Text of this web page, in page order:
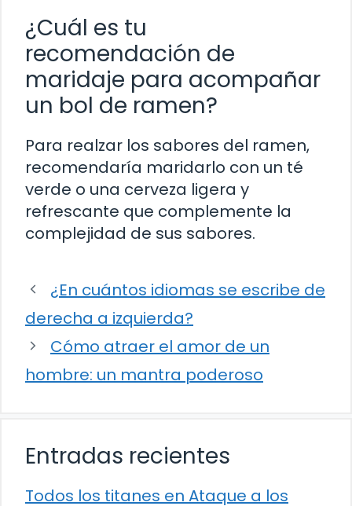
¿Cuál es tu
recomendación de
maridaje para acompañar
un bol de ramen?
Para realzar los sabores del ramen,
recomendaría maridarlo con un té
verde o una cerveza ligera y
refrescante que complemente la
complejidad de sus sabores.
¿En cuántos idiomas se escribe de
derecha a izquierda?
Cómo atraer el amor de un
hombre: un mantra poderoso
Entradas recientes
Todos los titanes en Ataque a los